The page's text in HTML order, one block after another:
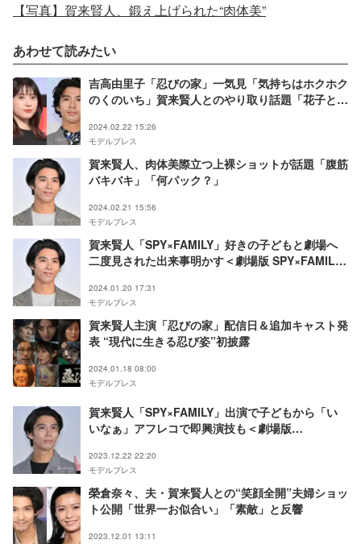
【写真】賀来賢人、鍛え上げられた“肉体美”
あわせて読みたい
吉高由里子「忍びの家」一気見「気持ちはホクホク
のくのいち」賀来賢人とのやり取り話題「花子とア
2024.02.22 15:26
モデルプレス
賀来賢人、肉体美際立つ上裸ショットが話題「腹筋
バキバキ」「何パック？」
2024.02.21 15:56
モデルプレス
賀来賢人「SPY×FAMILY」好きの子どもと劇場へ
二度見された出来事明かす＜劇場版 SPY×FAMILY
2024.01.20 17:31
モデルプレス
賀来賢人主演「忍びの家」配信日＆追加キャスト発
表 “現代に生きる忍び姿”初披露
2024.01.18 08:00
モデルプレス
賀来賢人「SPY×FAMILY」出演で子どもから「い
いなぁ」アフレコで即興演技も＜劇場版
2023.12.22 22:20
モデルプレス
榮倉奈々、夫・賀来賢人との“笑顔全開”夫婦ショッ
ト公開「世界一お似合い」「素敵」と反響
2023.12.01 13:11